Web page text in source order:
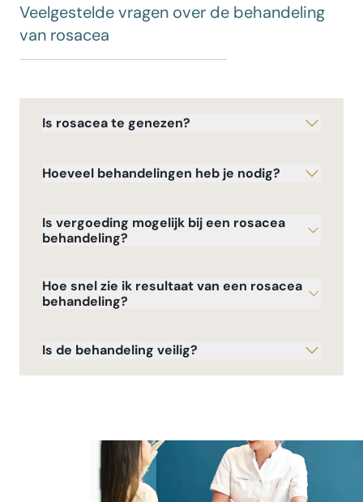
Veelgestelde vragen over de behandeling
van rosacea
Is rosacea te genezen?
Hoeveel behandelingen heb je nodig?
Is vergoeding mogelijk bij een rosacea
behandeling?
Hoe snel zie ik resultaat van een rosacea
behandeling?
Is de behandeling veilig?